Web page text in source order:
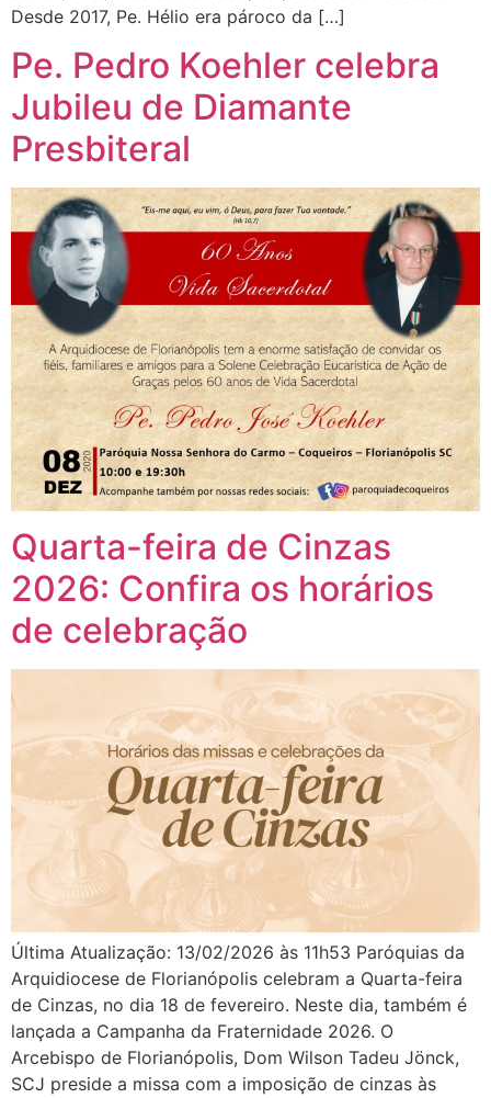
Desde 2017, Pe. Hélio era pároco da […]
Pe. Pedro Koehler celebra
Jubileu de Diamante
Presbiteral
Quarta-feira de Cinzas
2026: Confira os horários
de celebração
Última Atualização: 13/02/2026 às 11h53 Paróquias da
Arquidiocese de Florianópolis celebram a Quarta-feira
de Cinzas, no dia 18 de fevereiro. Neste dia, também é
lançada a Campanha da Fraternidade 2026. O
Arcebispo de Florianópolis, Dom Wilson Tadeu Jönck,
SCJ preside a missa com a imposição de cinzas às